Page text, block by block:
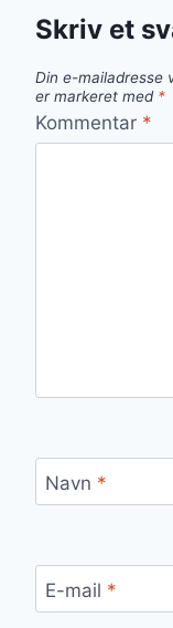
Skriv et
Din e-mailadresse
er markeret med *
Kommentar *
Navn *
E-mail *